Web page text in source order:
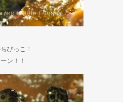
びっこ！
ン！！